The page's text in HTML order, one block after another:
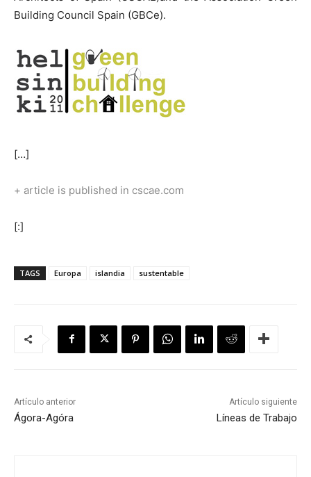
Building Council Spain (GBCe).
[…]
+ article is published in cscae.com
[:]
TAGS Europa islandia sustentable
Artículo anterior
Ágora-Agóra
Artículo siguiente
Líneas de Trabajo